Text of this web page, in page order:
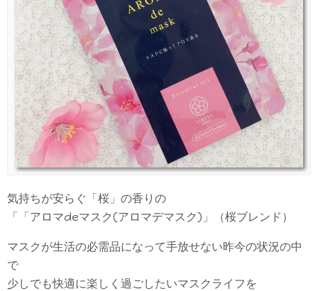
気持ちが安らぐ「桜」の香りの
「「アロマdeマスク(アロマデマスク)」（桜ブレンド）
マスクが生活の必需品になって手放せない昨今の状況の中
で
少しでも快適に楽しく過ごしたいマスクライフを